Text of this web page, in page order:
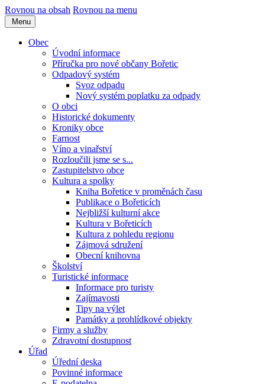
Rovnou na obsah Rovnou na menu
Menu
Obec
Úvodní informace
Příručka pro nové občany Bořetic
Odpadový systém
Svoz odpadu
Nový systém poplatku za odpady
O obci
Historické dokumenty
Kroniky obce
Farnost
Víno a vinařství
Rozloučili jsme se s...
Zastupitelstvo obce
Kultura a spolky
Kniha Bořetice v proměnách času
Publikace o Bořeticích
Nejbližší kulturní akce
Kultura v Bořeticích
Kultura z pohledu regionu
Zájmová sdružení
Obecní knihovna
Školství
Turistické informace
Informace pro turisty
Zajímavosti
Tipy na výlet
Památky a prohlídkové objekty
Firmy a služby
Zdravotní dostupnost
Úřad
Úřední deska
Povinné informace